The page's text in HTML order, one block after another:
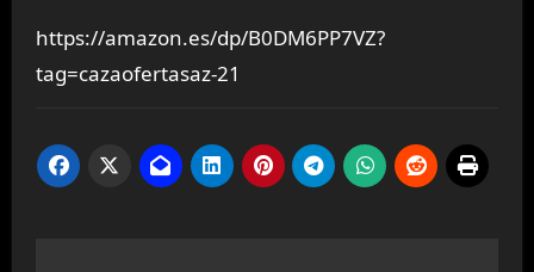
https://amazon.es/dp/B0DM6PP7VZ?
tag=cazaofertasaz-21